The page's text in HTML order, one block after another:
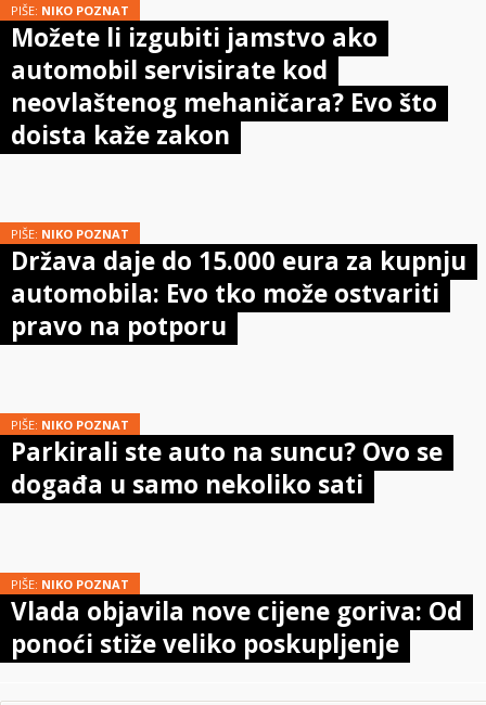
PIŠE: NIKO POZNAT
Možete li izgubiti jamstvo ako
automobil servisirate kod
neovlaštenog mehaničara? Evo što
doista kaže zakon
PIŠE: NIKO POZNAT
Država daje do 15.000 eura za kupnju
automobila: Evo tko može ostvariti
pravo na potporu
PIŠE: NIKO POZNAT
Parkirali ste auto na suncu? Ovo se
događa u samo nekoliko sati
PIŠE: NIKO POZNAT
Vlada objavila nove cijene goriva: Od
ponoći stiže veliko poskupljenje